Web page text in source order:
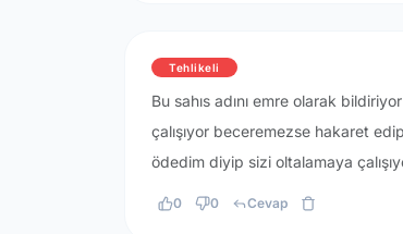
Tehlikeli
Bu sahıs adını emre olarak
çalışıyor beceremezse hakaret
ödedim diyip sizi oltalamaya
0 0 Cevap